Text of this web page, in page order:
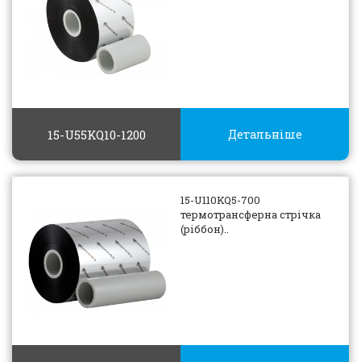
15-U55KQ10-1200 Детальніше
15-U110KQ5-700
термотрансферна стрічка
(ріббон)..